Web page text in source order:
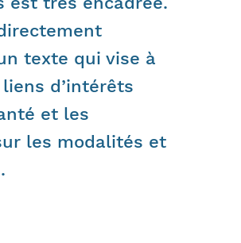
texte qui vise à
d’intérêts
et les
les modalités et